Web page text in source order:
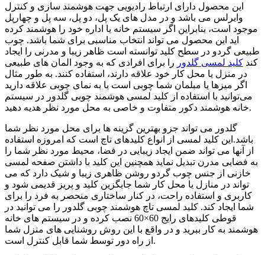
این محصول دارای ارتباط رادیویی جهت هوشمند سازی و کنترل
وایرلس می باشد و در مدل های یک پل، دو پل، سه پل و چهارپل
موجود است، بنابراین اگر سیستم خانه یا اداره خود را هوشمند کرده
اید این محصول می تواند انتخاب مناسبی برای شما باشد. چوب
طبیعی گردو در سطح کلید توانسته است ظاهر زیبا و مدرنی را ایجاد
کند کلید لمسی گلدور را برای افرادی که به وجود المان های طبیعی
در منزل یا محل کار خود علاقه دارند، استفاده کنند. به طور مثال
اگر میزها یا مبلمان شما چوبی است یا به نمای چوبی علاقه دارید
می‌توانید با استفاده از کلید لمسی هوشمند چوبی گلدور در سیستم
خانه هوشمند دکور متفاوت و خاصی به محل مورد نظر هدیه دهید.
گلدور می تواند جزو بهترین گزینه ها برای محل مورد نظر شما
باشد.این کلید لمسی از انواع کلیدهای تاچ است که امروزه استفاده
از آنها می تواند ضمن ایجاد زیبایی در فضا، محیط مورد نظر شما را
به فضایی مدرن تبدیل نماید همچنین این کلید با داشتن صفحه لمسی
خازنی از جنس چوب گردو روشن ظاهری زیبا و شیک دارد که می
تواند در منازل یا محل کار شما جایگزین کلید و پریز قدیمی شود و
کاربری و استفاده راحت، در کنار ساختاری منحصر به فرد را برای
شما ایجاد کند. کلید لمسی تاچ هوشمند چوبی گلدور را می توانید در
قوطی کلیدهای رایج 60×60 نصب کرده و در سیستم های خانه
هوشمند به کار ببرید و در واقع با این روش روشنایی های منزل شما
از راه دور توسط شما قابل کنترل است.